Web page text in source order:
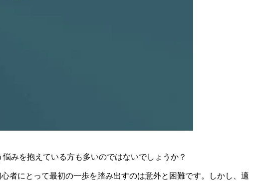
みを抱えている方も多いのではないでしょうか？
者にとって最初の一歩を踏み出すのは意外と困難です。しかし、適